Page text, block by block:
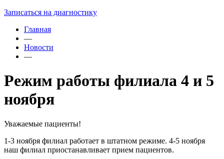
Записаться на диагностику
Главная
—
Новости
—
Режим работы филиала 4 и 5
ноября
Уважаемые пациенты!
1-3 ноября филиал работает в штатном режиме. 4-5 ноября
наш филиал приостанавливает прием пациентов.